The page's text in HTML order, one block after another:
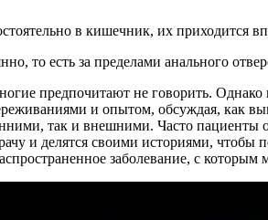
в кишечник, их приходится
то есть за пределами анального
предпочитают не говорить.
и опытом, обсуждая, как
так и внешними. Часто пациенты
и делятся своими историями,
заболевание, с